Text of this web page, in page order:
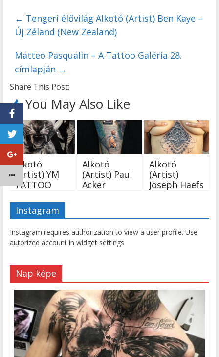
← Tengeri élővilág Alkotó (Artist) Ben Kaye –
Új Zéland (New Zealand)
Matteo Pasqualin – A Tattoo Galéria 28.
címlapján →
Share This Post:
You May Also Like
Alkotó
(Artist) YM
TATTOO
Alkotó
(Artist) Paul
Acker
Alkotó
(Artist)
Joseph Haefs
Instagram
Instagram requires authorization to view a user profile. Use
autorized account in widget settings
Nap képe